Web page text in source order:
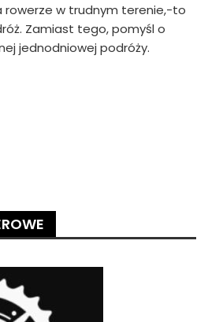
rowerze w trudnym terenie,-to
Zamiast tego, pomyśl o
jednodniowej podróży.